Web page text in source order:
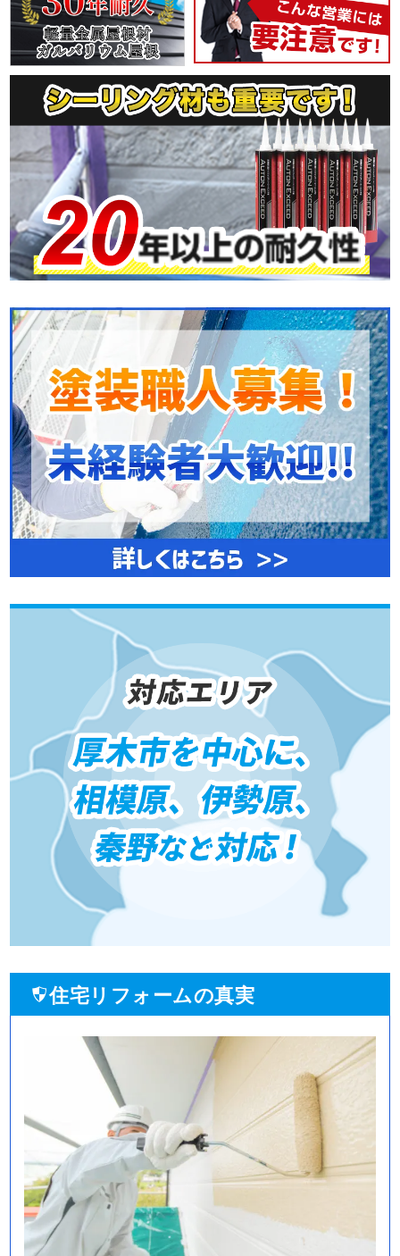
住宅リフォームの真実